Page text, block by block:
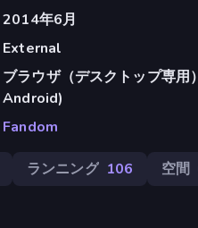
2014年6月
External
ブラウザ（デスクトップ専
Android)
Fandom
ランニング 106 空間